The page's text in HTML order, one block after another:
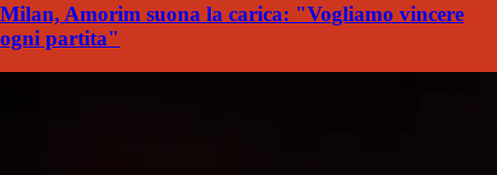
Milan, Amorim suona la carica: "Vogliamo vincere
ogni partita"